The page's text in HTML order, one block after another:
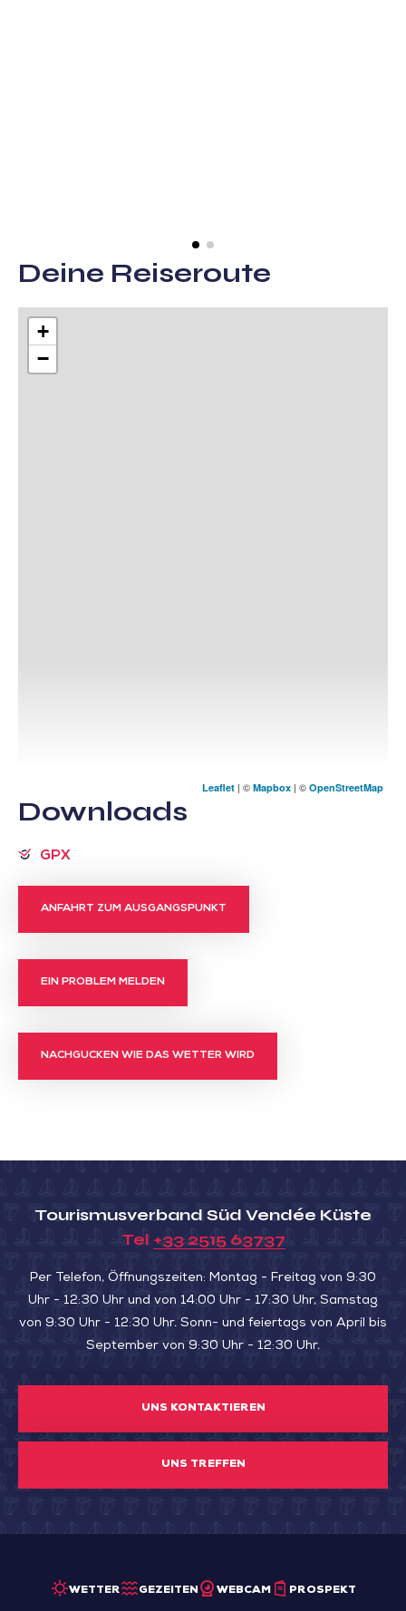
Deine Reiseroute
+
−
Leaflet | © Mapbox | © OpenStreetMap
Downloads
GPX
ANFAHRT ZUM AUSGANGSPUNKT
EIN PROBLEM MELDEN
NACHGUCKEN WIE DAS WETTER WIRD
Tourismusverband Süd Vendée Küste
Tel +33 2515 63737
Per Telefon, Öffnungszeiten: Montag - Freitag von 9:30
Uhr - 12:30 Uhr und von 14:00 Uhr - 17:30 Uhr, Samstag
von 9:30 Uhr - 12:30 Uhr. Sonn- und feiertags von April bis
September von 9:30 Uhr - 12:30 Uhr.
UNS KONTAKTIEREN
UNS TREFFEN
WETTER GEZEITEN WEBCAM PROSPEKT